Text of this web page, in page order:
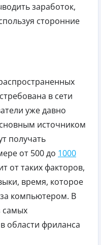
заработок,
сторонние
в сети
уже давно
источником
получать
от 500 до 1000
от таких факторов,
время, которое
компьютером. В
самых
области фриланса